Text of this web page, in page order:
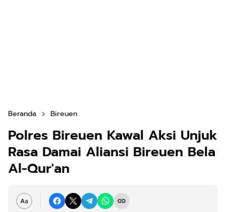
Beranda Bireuen
Polres Bireuen Kawal Aksi Unjuk
Rasa Damai Aliansi Bireuen Bela
Al-Qur'an